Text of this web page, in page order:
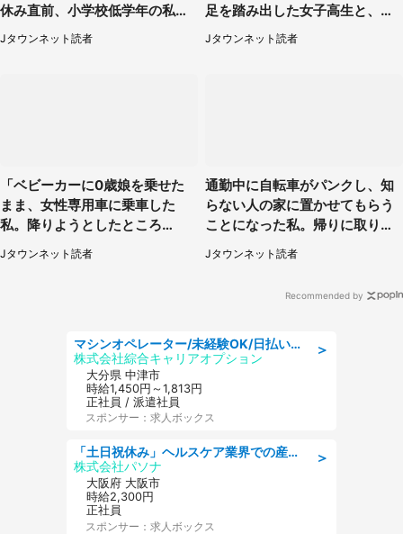
休み直前、小学校低学年の私に
起きたこと（広島県・30代女
性）
Jタウンネット読者
足を踏み出した女子高生と、彼
女を止めた予想外の存在
Jタウンネット読者
「ベビーカーに0歳娘を乗せた
まま、女性専用車に乗車した
私。降りようとしたところ
で...」（大阪府・30代女性）
Jタウンネット読者
通勤中に自転車がパンクし、知
らない人の家に置かせてもらう
ことになった私。帰りに取りに
行くと、なんと...（東京都・40
代女性）
Jタウンネット読者
Recommended by
＞
マシンオペレーター/未経験OK/日払いOK/寮費無料/交替制/20・30・40代活躍中
株式会社綜合キャリアオプション
大分県 中津市
時給1,450円～1,813円
正社員 / 派遣社員
スポンサー：求人ボックス
＞
「土日祝休み」ヘルスケア業界での産業保健師業務/看護師/高時給/要資格:正看護師
株式会社パソナ
大阪府 大阪市
時給2,300円
正社員
スポンサー：求人ボックス